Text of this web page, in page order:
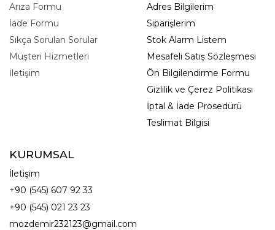
Arıza Formu
İade Formu
Sıkça Sorulan Sorular
Müşteri Hizmetleri
İletişim
Adres Bilgilerim
Siparişlerim
Stok Alarm Listem
Mesafeli Satış Sözleşmesi
Ön Bilgilendirme Formu
Gizlilik ve Çerez Politikası
İptal & İade Prosedürü
Teslimat Bilgisi
KURUMSAL
İletişim
+90 (545) 607 92 33
+90 (545) 021 23 23
mozdemir232123@gmail.com